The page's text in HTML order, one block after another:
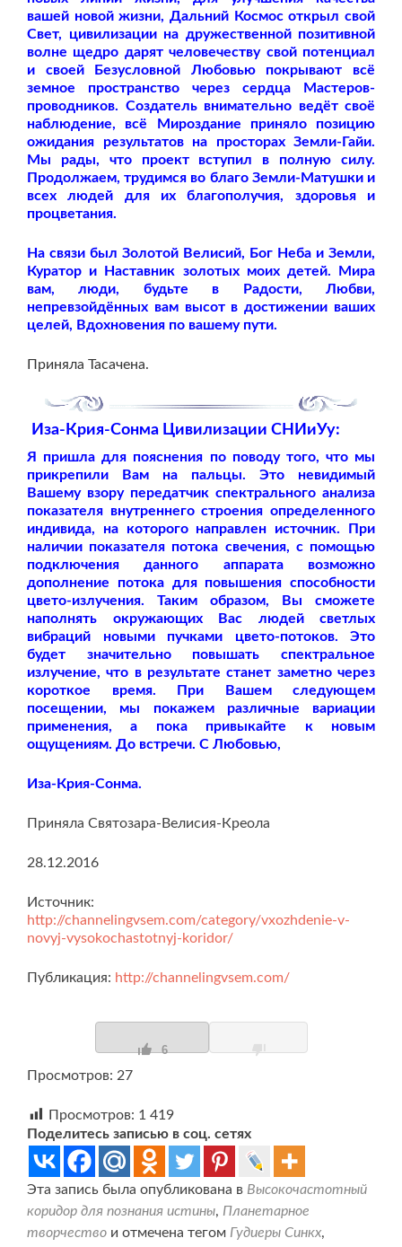
вашей новой жизни, Дальний Космос открыл свой
Свет, цивилизации на дружественной позитивной
волне щедро дарят человечеству свой потенциал
и своей Безусловной Любовью покрывают всё
земное пространство через сердца Мастеров-
проводников. Создатель внимательно ведёт своё
наблюдение, всё Мироздание приняло позицию
ожидания результатов на просторах Земли-Гайи.
Мы рады, что проект вступил в полную силу.
Продолжаем, трудимся во благо Земли-Матушки и
всех людей для их благополучия, здоровья и
процветания.
На связи был Золотой Велисий, Бог Неба и Земли,
Куратор и Наставник золотых моих детей. Мира
вам, люди, будьте в Радости, Любви,
непревзойдённых вам высот в достижении ваших
целей, Вдохновения по вашему пути.
Приняла Тасачена.
Иза-Крия-Сонма Цивилизации СНИиУу:
Я пришла для пояснения по поводу того, что мы
прикрепили Вам на пальцы. Это невидимый
Вашему взору передатчик спектрального анализа
показателя внутреннего строения определенного
индивида, на которого направлен источник. При
наличии показателя потока свечения, с помощью
подключения данного аппарата возможно
дополнение потока для повышения способности
цвето-излучения. Таким образом, Вы сможете
наполнять окружающих Вас людей светлых
вибраций новыми пучками цвето-потоков. Это
будет значительно повышать спектральное
излучение, что в результате станет заметно через
короткое время. При Вашем следующем
посещении, мы покажем различные вариации
применения, а пока привыкайте к новым
ощущениям. До встречи. С Любовью,
Иза-Крия-Сонма.
Приняла Святозара-Велисия-Креола
28.12.2016
Источник:
http://channelingvsem.com/category/vxozhdenie-v-
novyj-vysokochastotnyj-koridor/
Публикация: http://channelingvsem.com/
6
Просмотров: 27
Просмотров: 1 419
Поделитесь записью в соц. сетях
Эта запись была опубликована в Высокочастотный
коридор для познания истины, Планетарное
творчество и отмечена тегом Гудиеры Синкх,